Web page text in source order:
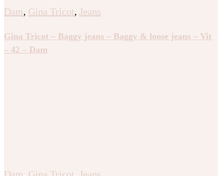
Dam, Gina Tricot, Jeans
Gina Tricot – Baggy jeans – Baggy & loose jeans – Vit
– 42 – Dam